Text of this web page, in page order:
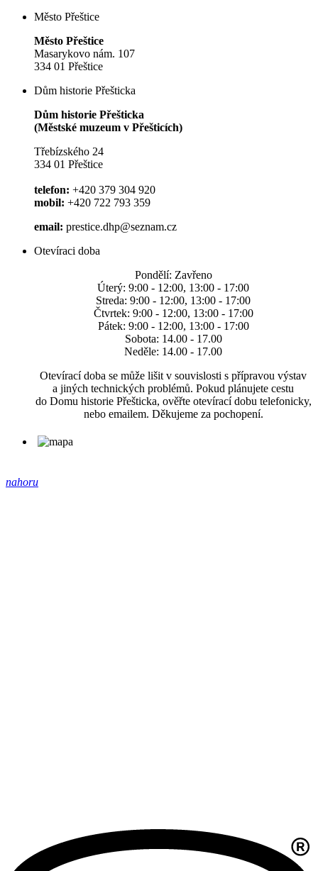
Město Přeštice
Město Přeštice
Masarykovo nám. 107
334 01 Přeštice
Dům historie Přešticka
Dům historie Přešticka
(Městské muzeum v Přešticích)
Třebízského 24
334 01 Přeštice
telefon: +420 379 304 920
mobil: +420 722 793 359
email: prestice.dhp@seznam.cz
Otevíraci doba
Pondělí: Zavřeno
Úterý: 9:00 - 12:00, 13:00 - 17:00
Streda: 9:00 - 12:00, 13:00 - 17:00
Čtvrtek: 9:00 - 12:00, 13:00 - 17:00
Pátek: 9:00 - 12:00, 13:00 - 17:00
Sobota: 14.00 - 17.00
Neděle: 14.00 - 17.00
Otevírací doba se může lišit v souvislosti s přípravou výstav
a jiných technických problémů. Pokud plánujete cestu
do Domu historie Přešticka, ověřte otevírací dobu telefonicky,
nebo emailem. Děkujeme za pochopení.
nahoru